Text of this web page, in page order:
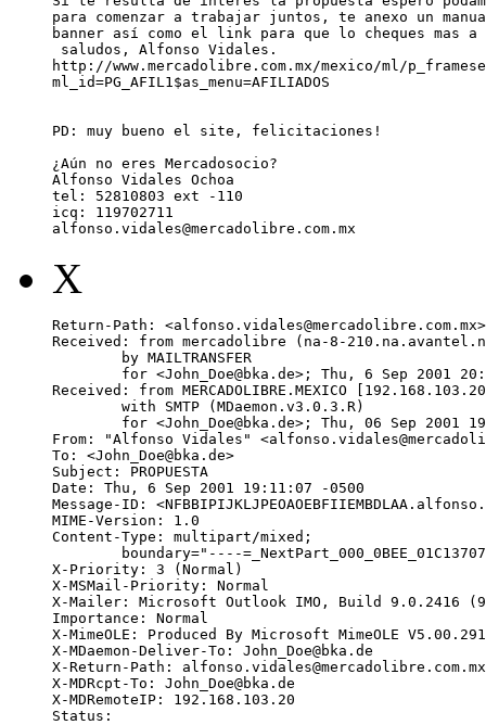
para comenzar a trabajar juntos, te anexo un
banner así como el link para que lo cheques mas a
saludos, Alfonso Vidales.
http://www.mercadolibre.com.mx/mexico/ml/
ml_id=PG_AFIL1$as_menu=AFILIADOS
PD: muy bueno el site, felicitaciones!
¿Aún no eres Mercadosocio?
Alfonso Vidales Ochoa
tel: 52810803 ext -110
icq: 119702711
alfonso.vidales@mercadolibre.com.mx
X
Return-Path: <alfonso.vidales@mercadolibre.com.mx>
Received: from mercadolibre (na-8-
Received: from MERCADOLIBRE.MEXICO
From: "Alfonso Vidales"
To: <John_Doe@bka.de>
Subject: PROPUESTA
Date: Thu, 6 Sep 2001 19:11:07 -0500
Message-ID:
MIME-Version: 1.0
Content-Type: multipart/mixed;
X-Priority: 3 (Normal)
X-MSMail-Priority: Normal
X-Mailer: Microsoft Outlook IMO, Build 9.0.2416
Importance: Normal
X-MimeOLE: Produced By Microsoft MimeOLE
X-MDaemon-Deliver-To: John_Doe@bka.de
X-Return-Path: alfonso.vidales@mercadolibre.com.mx
X-MDRcpt-To: John_Doe@bka.de
X-MDRemoteIP: 192.168.103.20
Status: